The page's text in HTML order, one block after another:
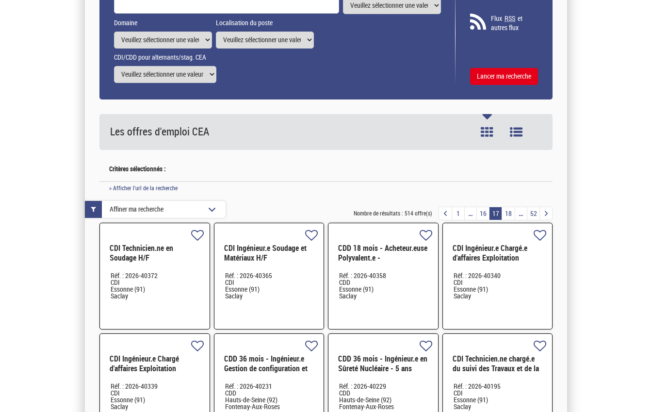
Domaine Localisation du poste
CDI/CDD pour alternants/stag. CEA
Flux RSS et
autres flux
Les offres d'emploi CEA
Critères sélectionnés :
» Afficher l'url de la recherche
Nombre de résultats : 514 offre(s) 1 16 17 18 52
CDI Technicien.ne en
Soudage H/F
Réf. : 2026-40372
CDI
Essonne (91)
Saclay
CDI Ingénieur.e Soudage et
Matériaux H/F
Réf. : 2026-40365
CDI
Essonne (91)
Saclay
CDD 18 mois - Acheteur.euse
Polyvalent.e -
l'Echelon Central H/F
Réf. : 2026-40358
CDD
Essonne (91)
Saclay
CDI Ingénieur.e Chargé.e
d'affaires Exploitation
Réf. : 2026-40340
CDI
Essonne (91)
Saclay
CDI Ingénieur.e Chargé
d'affaires Exploitation
Réf. : 2026-40339
CDI
Essonne (91)
Saclay
CDD 36 mois - Ingénieur.e
Gestion de configuration et
Exploitation des INB
Réf. : 2026-40231
CDD
Hauts-de-Seine (92)
Fontenay-Aux-Roses
CDD 36 mois - Ingénieur.e en
Sûreté Nucléaire - 5 ans
Réf. : 2026-40229
CDD
Hauts-de-Seine (92)
Fontenay-Aux-Roses
CDI Technicien.ne chargé.e
du suivi des Travaux et de la
Réf. : 2026-40195
CDI
Essonne (91)
Saclay
Affiner ma recherche